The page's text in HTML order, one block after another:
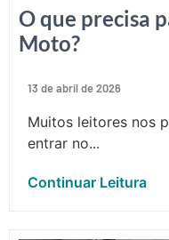
O que precisa
Moto?
13 de abril de 2026
Muitos leitores nos
entrar no...
Continuar Leitura